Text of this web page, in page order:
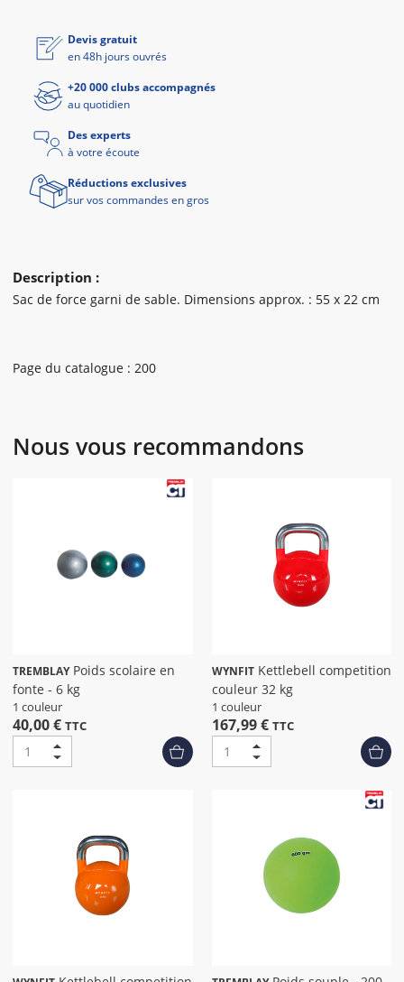
Description :
Sac de force garni de sable. Dimensions approx. : 55 x 22 cm
Page du catalogue : 200
Devis gratuit
en 48h jours ouvrés
+20 000 clubs accompagnés
au quotidien
Des experts
à votre écoute
Réductions exclusives
sur vos commandes en gros
Nous vous recommandons
TREMBLAYPoids scolaire en
fonte - 6 kg
1 couleur
40,00 € TTC
WYNFITKettlebell competition
couleur 32 kg
1 couleur
167,99 € TTC